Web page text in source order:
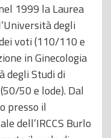
1999 la Laurea
degli
voti (110/110 e
in Ginecologia
degli Studi di
50 e lode). Dal
presso il
dell’IRCCS Burlo